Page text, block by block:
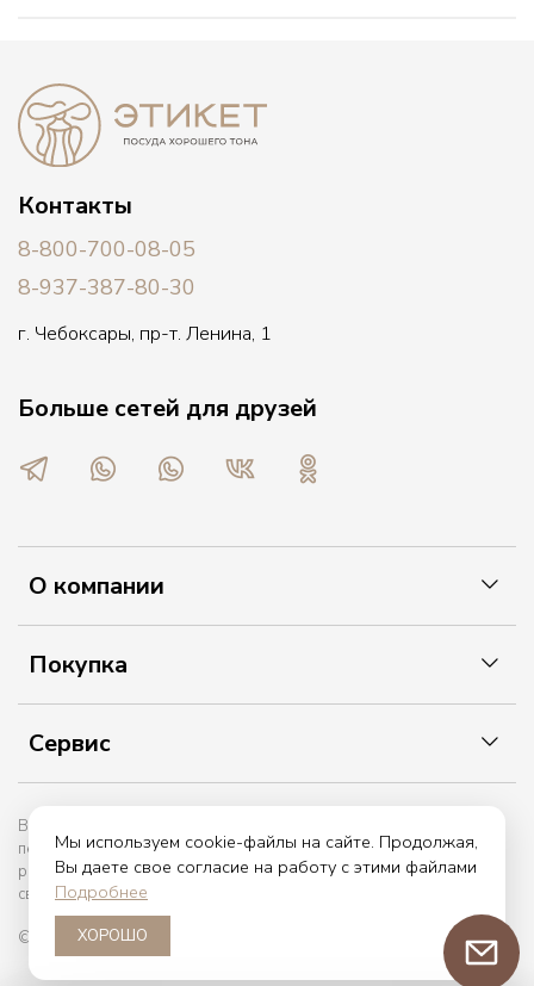
О компании
Покупка
Сервис
Контакты
8-800-700-08-05
8-937-387-80-30
г. Чебоксары, пр-т. Ленина, 1
Больше сетей для друзей
Вы принимаете условия политики в отношении обработки
персональных данных и пользовательского соглашения каждый
раз, когда оставляете свои данные в любой форме обратной
связи на сайте etiket.online
© 2017 — 2026. etiket.online
Мы используем cookie-файлы на сайте. Продолжая,
Вы даете свое согласие на работу с этими файлами
Подробнее
ХОРОШО